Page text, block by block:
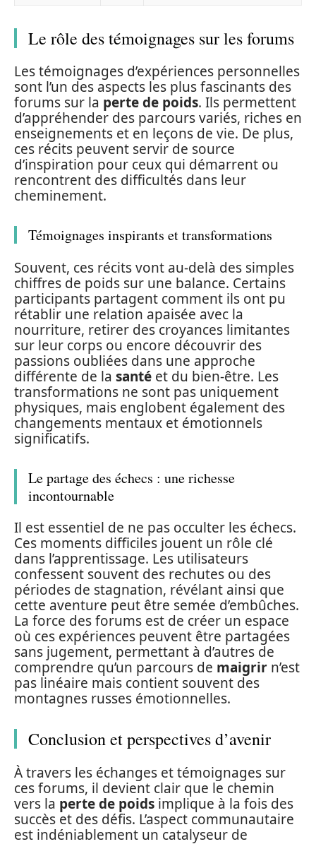
Le rôle des témoignages sur les forums
Les témoignages d’expériences personnelles
sont l’un des aspects les plus fascinants des
forums sur la perte de poids. Ils permettent
d’appréhender des parcours variés, riches en
enseignements et en leçons de vie. De plus,
ces récits peuvent servir de source
d’inspiration pour ceux qui démarrent ou
rencontrent des difficultés dans leur
cheminement.
Témoignages inspirants et transformations
Souvent, ces récits vont au-delà des simples
chiffres de poids sur une balance. Certains
participants partagent comment ils ont pu
rétablir une relation apaisée avec la
nourriture, retirer des croyances limitantes
sur leur corps ou encore découvrir des
passions oubliées dans une approche
différente de la santé et du bien-être. Les
transformations ne sont pas uniquement
physiques, mais englobent également des
changements mentaux et émotionnels
significatifs.
Le partage des échecs : une richesse
incontournable
Il est essentiel de ne pas occulter les échecs.
Ces moments difficiles jouent un rôle clé
dans l’apprentissage. Les utilisateurs
confessent souvent des rechutes ou des
périodes de stagnation, révélant ainsi que
cette aventure peut être semée d’embûches.
La force des forums est de créer un espace
où ces expériences peuvent être partagées
sans jugement, permettant à d’autres de
comprendre qu’un parcours de maigrir n’est
pas linéaire mais contient souvent des
montagnes russes émotionnelles.
Conclusion et perspectives d’avenir
À travers les échanges et témoignages sur
ces forums, il devient clair que le chemin
vers la perte de poids implique à la fois des
succès et des défis. L’aspect communautaire
est indéniablement un catalyseur de